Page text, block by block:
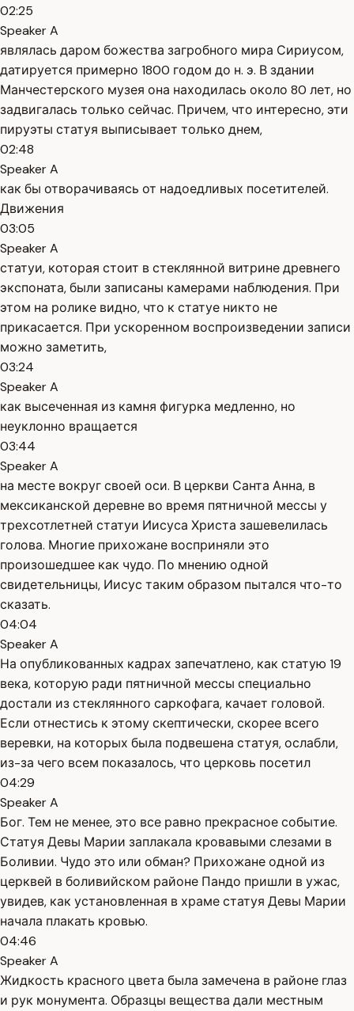
02:25
Speaker A
являлась даром божества загробного мира Сириусом,
датируется примерно 1800 годом до н. э. В здании
Манчестерского музея она находилась около 80 лет, но
задвигалась только сейчас. Причем, что интересно, эти
пируэты статуя выписывает только днем,
02:48
Speaker A
как бы отворачиваясь от надоедливых посетителей.
Движения
03:05
Speaker A
статуи, которая стоит в стеклянной витрине древнего
экспоната, были записаны камерами наблюдения. При
этом на ролике видно, что к статуе никто не
прикасается. При ускоренном воспроизведении записи
можно заметить,
03:24
Speaker A
как высеченная из камня фигурка медленно, но
неуклонно вращается
03:44
Speaker A
на месте вокруг своей оси. В церкви Санта Анна, в
мексиканской деревне во время пятничной мессы у
трехсотлетней статуи Иисуса Христа зашевелилась
голова. Многие прихожане восприняли это
произошедшее как чудо. По мнению одной
свидетельницы, Иисус таким образом пытался что-то
сказать.
04:04
Speaker A
На опубликованных кадрах запечатлено, как статую 19
века, которую ради пятничной мессы специально
достали из стеклянного саркофага, качает головой.
Если отнестись к этому скептически, скорее всего
веревки, на которых была подвешена статуя, ослабли,
из-за чего всем показалось, что церковь посетил
04:29
Speaker A
Бог. Тем не менее, это все равно прекрасное событие.
Статуя Девы Марии заплакала кровавыми слезами в
Боливии. Чудо это или обман? Прихожане одной из
церквей в боливийском районе Пандо пришли в ужас,
увидев, как установленная в храме статуя Девы Марии
начала плакать кровью.
04:46
Speaker A
Жидкость красного цвета была замечена в районе глаз
и рук монумента. Образцы вещества дали местным